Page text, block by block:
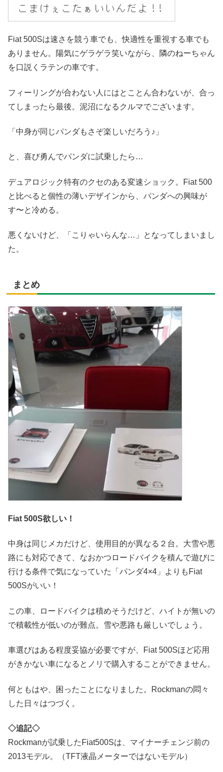
Fiat 500Sは速さを競う車でも、快適性を重視する車でも
ありません。陽気にゲラゲラ笑いながら、隣のねーちゃん
を口説くラテンの車です。
フィーリングが合わない人にはとことん合わないが、合っ
てしまったら最後。泥沼になるクルマでございます。
「中身が同じパンダもさぞ楽しいだろう♪」
と、喜び勇んでパンダに試乗したら…
デュアロジック特有のクセのある変速ショック。Fiat 500
と比べると個性の薄いデザインから、パンダへの興味が
す〜と冷める。
悪くないけど、「こりゃいらんな…」となってしまいまし
た。
まとめ
Fiat 500S欲しい！
中身は同じメカだけど、使用目的が異なる２台。大雪や悪
路にも対応できて、なおかつロードバイクを積んで遊びに
行ける条件で気になっていた「パンダ4×4」よりもFiat
500Sがいい！
この車、ロードバイクは積めそうだけど、ハイトが無いの
で積載性が低いのが難点。雪や悪路も厳しいでしょう。
車選びはある程度妥協が必要ですが、Fiat 500Sほど応用
がきかない車になるとノリで購入することができません。
何ともはや、困ったことになりました。Rockmanの悶々
した日々はつづく。
◇追記◇
Rockmanが試乗したFiat500Sは、マイナーチェンジ前の
2013モデル。（TFT液晶メーターではないモデル）